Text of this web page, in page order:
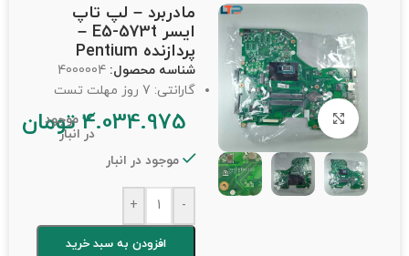
برای بزرگنمایی کلیک کنید
مادربرد – لپ تاپ
ایسر E5-573t –
پردازنده Pentium
شناسه محصول: 4000004
گارانتی: 7 روز مهلت تست
4.034.975 تومان
موجود
در انبار
موجود در انبار
-
+
افزودن به سبد خرید